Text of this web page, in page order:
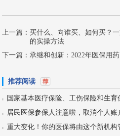
上一篇：买什么、向谁买、如何买？
的实操方法
下一篇：承继和创新：2022年医保用
推荐阅读
国家基本医疗保险、工伤保险和生育
居民医保参保人注意啦，取消个人账
重大变化！你的医保将由这个新机构